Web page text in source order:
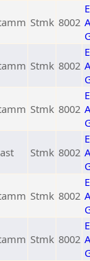
Stmk 8002
Stmk 8002
Stmk 8002
Stmk 8002
Stmk 8002
Stmk 8002